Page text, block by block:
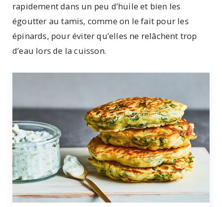
rapidement dans un peu d’huile et bien les
égoutter au tamis, comme on le fait pour les
épinards, pour éviter qu’elles ne relâchent trop
d’eau lors de la cuisson.